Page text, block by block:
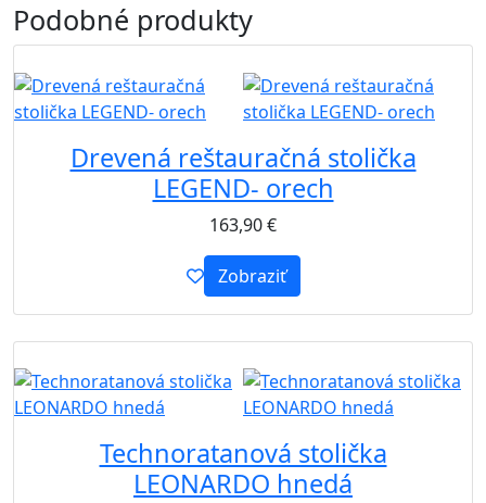
Podobné produkty
Drevená reštauračná stolička
LEGEND- orech
163,90€
Zobraziť
Technoratanová stolička
LEONARDO hnedá